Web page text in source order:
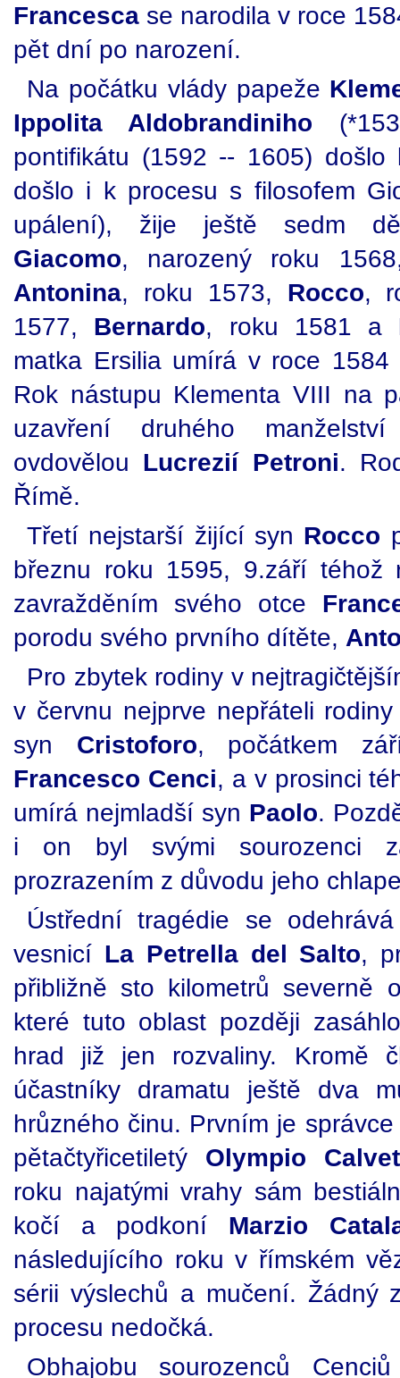
Francesca se narodila v roce
pět dní po narození.
Na počátku vlády papeže
Ippolita Aldobrandiniho
pontifikátu (1592 -- 1605) došlo
došlo i k procesu s filosofem
upálení), žije ještě sedm
Giacomo, narozený roku
Antonina, roku 1573, Rocco,
1577, Bernardo, roku 1581 a
matka Ersilia umírá v roce 1584
Rok nástupu Klementa VIII na
uzavření druhého
ovdovělou Lucrezií Petroni.
Římě.
Třetí nejstarší žijící syn Rocco
březnu roku 1595, 9.září téhož
zavražděním svého otce
porodu svého prvního dítěte,
Pro zbytek rodiny v
v červnu nejprve nepřáteli
syn Cristoforo, počátkem
Francesco Cenci, a v prosinci
umírá nejmladší syn Paolo.
i on byl svými sourozenci
prozrazením z důvodu jeho
Ústřední tragédie se
vesnicí La Petrella del Salto,
přibližně sto kilometrů severně
které tuto oblast později
hrad již jen rozvaliny. Kromě
účastníky dramatu ještě dva
hrůzného činu. Prvním je
pětačtyřicetiletý Olympio
roku najatými vrahy sám
kočí a podkoní Marzio
následujícího roku v římském
sérii výslechů a mučení. Žádný
procesu nedočká.
Obhajobu sourozenců